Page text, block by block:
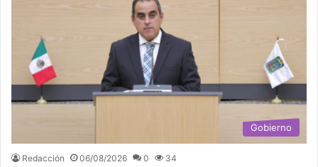
Gobierno
Redacción 06/08/2026 0 34